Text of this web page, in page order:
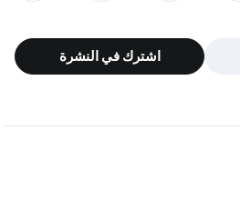
اشترك في النشرة